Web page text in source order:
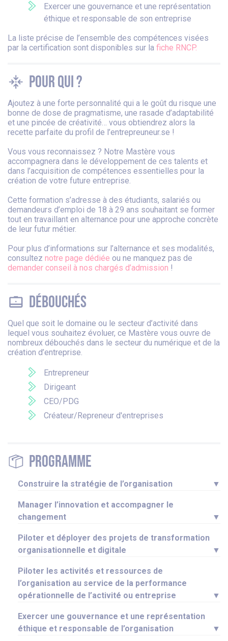
Exercer une gouvernance et une représentation
éthique et responsable de son entreprise
La liste précise de l’ensemble des compétences visées
par la certification sont disponibles sur la fiche RNCP.
Pour qui ?
Ajoutez à une forte personnalité qui a le goût du risque une
bonne de dose de pragmatisme, une rasade d’adaptabilité
et une pincée de créativité… vous obtiendrez alors la
recette parfaite du profil de l’entrepreuneur.se !
Vous vous reconnaissez ? Notre Mastère vous
accompagnera dans le développement de ces talents et
dans l’acquisition de compétences essentielles pour la
création de votre future entreprise.
Cette formation s’adresse à des étudiants, salariés ou
demandeurs d’emploi de 18 à 29 ans souhaitant se former
tout en travaillant en alternance pour une approche concrète
de leur futur métier.
Pour plus d’informations sur l’alternance et ses modalités,
consultez notre page dédiée ou ne manquez pas de
demander conseil à nos chargés d’admission !
Débouchés
Quel que soit le domaine ou le secteur d’activité dans
lequel vous souhaitez évoluer, ce Mastère vous ouvre de
nombreux débouchés dans le secteur du numérique et de la
création d’entreprise.
Entrepreneur
Dirigeant
CEO/PDG
Créateur/Repreneur d'entreprises
Programme
Construire la stratégie de l’organisation ▼
Manager l’innovation et accompagner le
changement
▼
Piloter et déployer des projets de transformation
organisationnelle et digitale
▼
Piloter les activités et ressources de
l’organisation au service de la performance
opérationnelle de l’activité ou entreprise
▼
Exercer une gouvernance et une représentation
éthique et responsable de l’organisation
▼